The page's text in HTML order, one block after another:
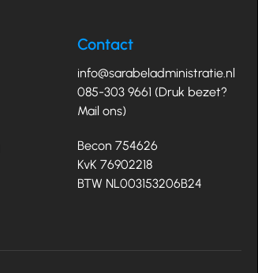
Contact
info@sarabeladministratie.nl
085-303 9661 (Druk bezet?
Mail ons)
Becon 754626
KvK 76902218
BTW NL003153206B24